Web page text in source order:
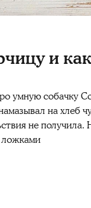
и
умную собачку
на хлеб
не
ложками